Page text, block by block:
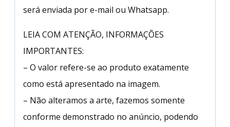
será enviada por e-mail ou Whatsapp.
LEIA COM ATENÇÃO, INFORMAÇÕES
IMPORTANTES:
– O valor refere-se ao produto exatamente
como está apresentado na imagem.
– Não alteramos a arte, fazemos somente
conforme demonstrado no anúncio, podendo